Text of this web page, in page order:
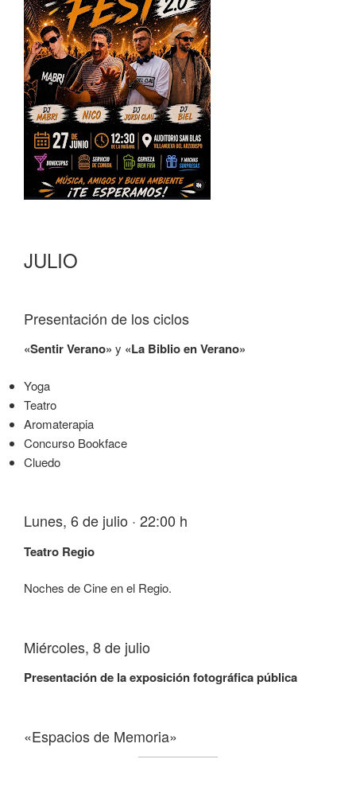
JULIO
Presentación de los ciclos
«Sentir Verano» y «La Biblio en Verano»
Yoga
Teatro
Aromaterapia
Concurso Bookface
Cluedo
Lunes, 6 de julio · 22:00 h
Teatro Regio
Noches de Cine en el Regio.
Miércoles, 8 de julio
Presentación de la exposición fotográfica pública
«Espacios de Memoria»